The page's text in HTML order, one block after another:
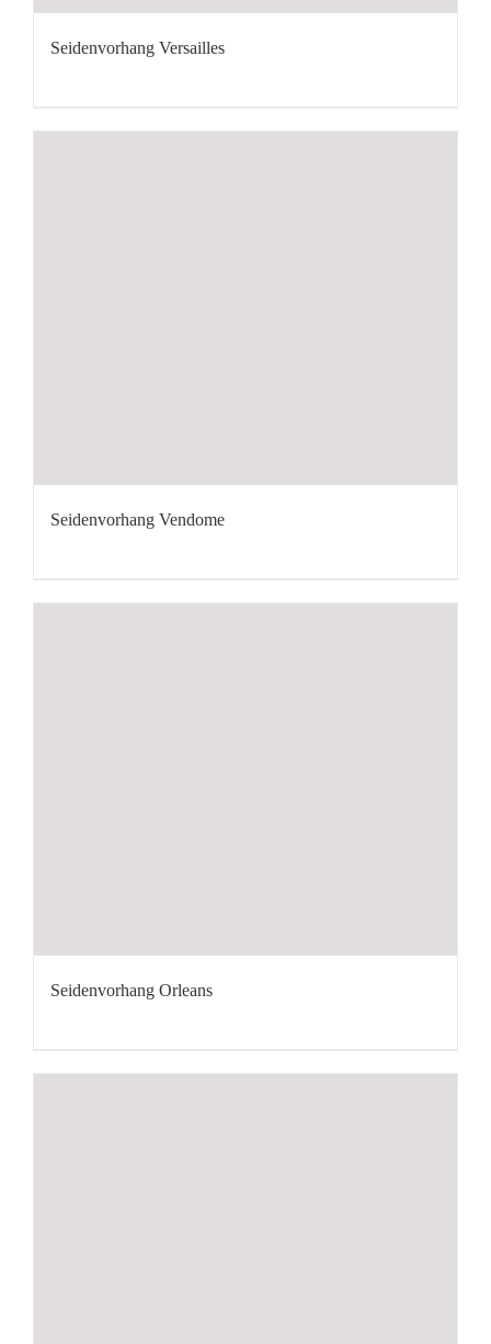
Seidenvorhang Versailles
Seidenvorhang Vendome
Seidenvorhang Orleans